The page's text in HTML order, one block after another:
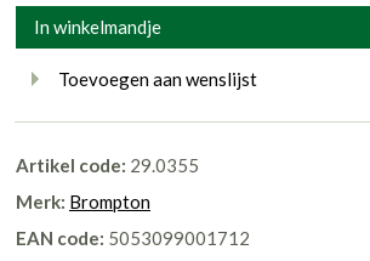
In winkelmandje
Toevoegen aan wenslijst
Artikel code: 29.0355
Merk: Brompton
EAN code: 5053099001712